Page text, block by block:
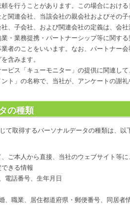
を行うことがあります。この場合におけ
関連会社、当該会社の親会社およびその
、子会社、および関連会社の定義は、会
・業務提携・パートナーシップ等に関す
者のことをいいます。なお、パートナー
含みます。
ビス「キューモニター」の提供に関連し
ト」の名称で、当社が、アンケートの謝
の種類
取得するパーソナルデータの種類は、以
ご本人から直接、当社のウェブサイト等に
きる情報
電話番号、生年月日
、職業、居住都道府県・郵便番号、同居